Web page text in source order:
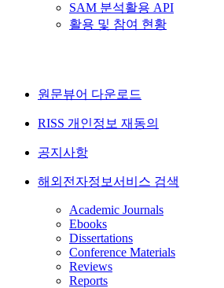
SAM 분석활용 API
활용 및 참여 현황
원문뷰어 다운로드
RISS 개인정보 재동의
공지사항
해외전자정보서비스 검색
Academic Journals
Ebooks
Dissertations
Conference Materials
Reviews
Reports